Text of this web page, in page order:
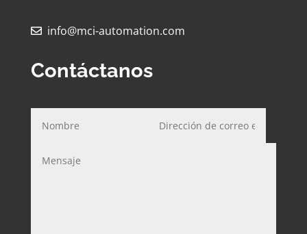
info@mci-automation.com
Contáctanos